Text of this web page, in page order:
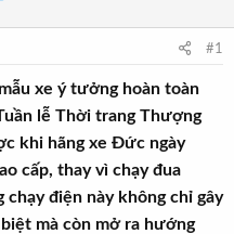
#1
xe ý tưởng hoàn toàn
lễ Thời trang Thượng
khi hãng xe Đức ngày
cấp, thay vì chạy đua
chạy điện này không chỉ gây
mà còn mở ra hướng